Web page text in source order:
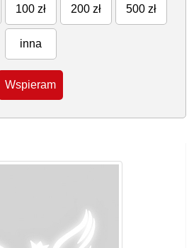
100 zł 200 zł 500 zł
inna
Wspieram